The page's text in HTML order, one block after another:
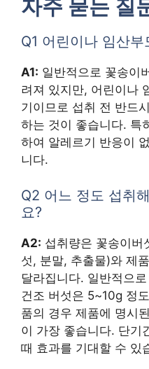
자주 묻는 질
Q1 어린이나 임산
A1: 일반적으로 꽃송이
려져 있지만, 어린이나
기이므로 섭취 전 반드
하는 것이 좋습니다. 특
하여 알레르기 반응이
니다.
Q2 어느 정도 섭취
요?
A2: 섭취량은 꽃송이버
섯, 분말, 추출물)와 제
달라집니다. 일반적으
건조 버섯은 5~10g 정
품의 경우 제품에 명시
이 가장 좋습니다. 단기
때 효과를 기대할 수 있